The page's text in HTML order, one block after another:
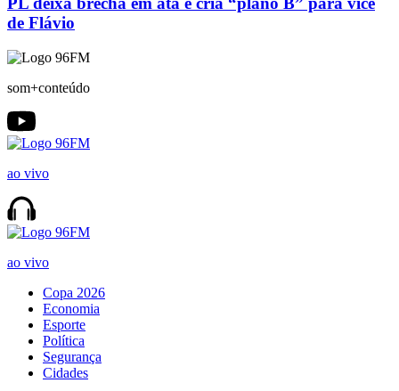
de Flávio
som+conteúdo
ao vivo
ao vivo
Copa 2026
Economia
Esporte
Política
Segurança
Cidades